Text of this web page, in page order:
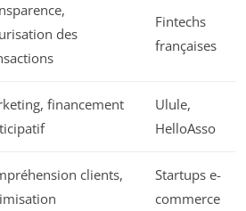
des
Fintechs
françaises
financement
Ulule,
HelloAsso
clients,
Startups e-
commerce